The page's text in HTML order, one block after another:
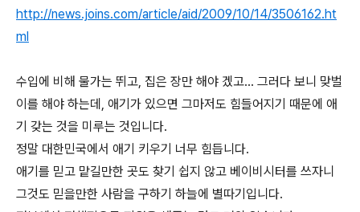
http://news.joins.com/article/aid/2009/10/14/3506162.ht
ml
수입에 비해 물가는 뛰고, 집은 장만 해야 겠고... 그러다 보니 맞벌
이를 해야 하는데, 애기가 있으면 그마저도 힘들어지기 때문에 애
기 갖는 것을 미루는 것입니다.
정말 대한민국에서 애기 키우기 너무 힘듭니다.
애기를 믿고 맡길만한 곳도 찾기 쉽지 않고 베이비시터를 쓰자니
그것도 믿을만한 사람을 구하기 하늘에 별따기입니다.